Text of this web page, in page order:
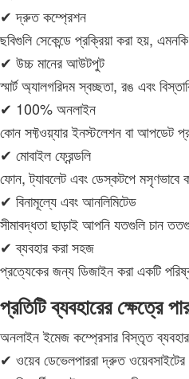
✔ দ্রুত কম্প্রেশন
ছবিগুলি সেকেন্ডে প্রক্রিয়া করা হয়,
✔ উচ্চ মানের আউটপুট
স্মার্ট অ্যালগরিদম স্বচ্ছতা, রঙ এবং
✔ 100% অনলাইন
কোন সফ্টওয়্যার ইনস্টলেশন বা আপডেট
✔ মোবাইল ফ্রেন্ডলি
ফোন, ট্যাবলেট এবং ডেস্কটপে মসৃণভাবে
✔ বিনামূল্যে এবং আনলিমিটেড
সীমাবদ্ধতা ছাড়াই আপনি যতগুলি চান
✔ ব্যবহার করা সহজ
প্রত্যেকের জন্য ডিজাইন করা একটি
প্রতিটি ব্যবহারের ক্ষেত্রে
অনলাইন ইমেজ কম্প্রেসার বিস্তৃত
✔ ওয়েব ডেভেলপাররা দ্রুত